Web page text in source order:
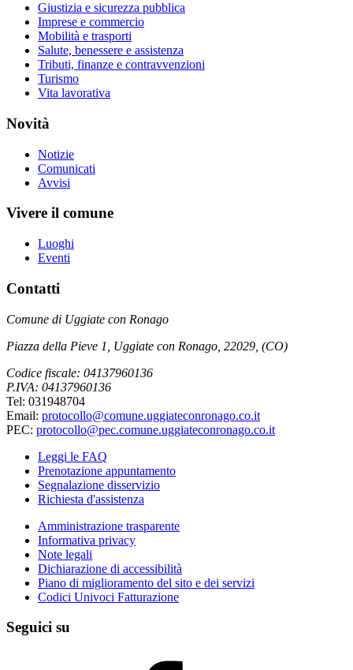
Giustizia e sicurezza pubblica
Imprese e commercio
Mobilità e trasporti
Salute, benessere e assistenza
Tributi, finanze e contravvenzioni
Turismo
Vita lavorativa
Novità
Notizie
Comunicati
Avvisi
Vivere il comune
Luoghi
Eventi
Contatti
Comune di Uggiate con Ronago
Piazza della Pieve 1, Uggiate con Ronago, 22029, (CO)
Codice fiscale: 04137960136
P.IVA: 04137960136
Tel: 031948704
Email: protocollo@comune.uggiateconronago.co.it
PEC: protocollo@pec.comune.uggiateconronago.co.it
Leggi le FAQ
Prenotazione appuntamento
Segnalazione disservizio
Richiesta d'assistenza
Amministrazione trasparente
Informativa privacy
Note legali
Dichiarazione di accessibilità
Piano di miglioramento del sito e dei servizi
Codici Univoci Fatturazione
Seguici su